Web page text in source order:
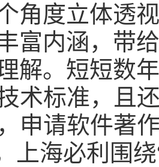
角度立体透
富内涵，带
解。短短数
技术标准，且
申请软件著
上海必利围